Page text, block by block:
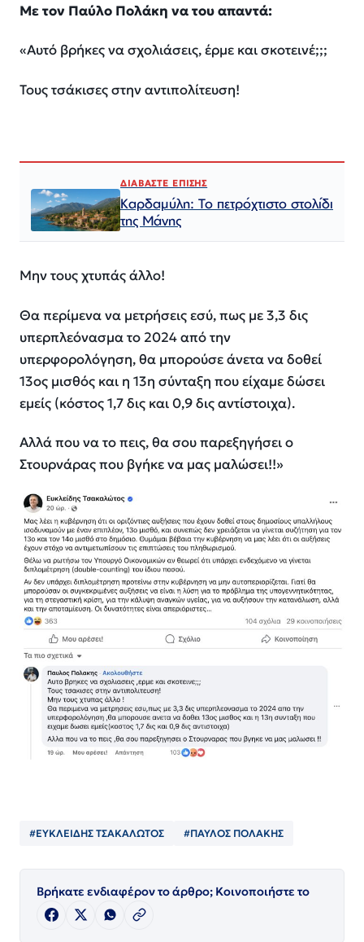
Με τον Παύλο Πολάκη να του απαντά:
«Αυτό βρήκες να σχολιάσεις, έρμε και σκοτεινέ;;;
Τους τσάκισες στην αντιπολίτευση!
ΔΙΑΒΑΣΤΕ ΕΠΙΣΗΣ
Καρδαμύλη: Το πετρόχτιστο στολίδι
της Μάνης
Μην τους χτυπάς άλλο!
Θα περίμενα να μετρήσεις εσύ, πως με 3,3 δις
υπερπλεόνασμα το 2024 από την
υπερφορολόγηση, θα μπορούσε άνετα να δοθεί
13ος μισθός και η 13η σύνταξη που είχαμε δώσει
εμείς (κόστος 1,7 δις και 0,9 δις αντίστοιχα).
Αλλά που να το πεις, θα σου παρεξηγήσει ο
Στουρνάρας που βγήκε να μας μαλώσει!!»
#ΕΥΚΛΕΙΔΗΣ ΤΣΑΚΑΛΩΤΟΣ #ΠΑΥΛΟΣ ΠΟΛΑΚΗΣ
Βρήκατε ενδιαφέρον το άρθρο; Κοινοποιήστε το